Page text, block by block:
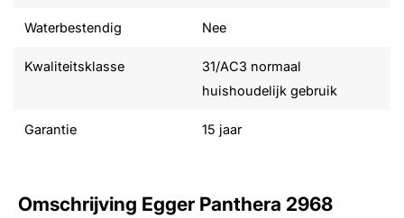
Waterbestendig Nee
Kwaliteitsklasse
31/AC3 normaal
huishoudelijk gebruik
Garantie 15 jaar
Omschrijving Egger Panthera 2968